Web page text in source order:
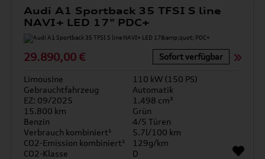
Audi A1 Sportback 35 TFSI S line
NAVI+ LED 17" PDC+
29.890,00 € Sofort verfügbar
Limousine
110 kW (150 PS)
Gebrauchtfahrzeug
Automatik
EZ: 09/2025
1.498 cm³
15.800 km
Grün
Benzin
4/5 Türen
Verbrauch kombiniert¹
5.7l/100 km
CO2-Emission kombiniert¹
129g/km
CO2-Klasse
D